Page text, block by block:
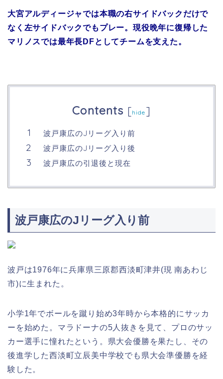
大宮アルディージャでは本職の右サイドバックだけで
なく左サイドバックでもプレー。現役晩年に復帰した
マリノスでは最年長DFとしてチームを支えた。
Contents [hide ]
波戸康広のJリーグ入り前
波戸康広のJリーグ入り後
波戸康広の引退後と現在
波戸康広のJリーグ入り前
波戸は1976年に兵庫県三原郡西淡町津井(現 南あわじ
市)に生まれた。
小学1年でボールを蹴り始め3年時から本格的にサッカ
ーを始めた。マラドーナの5人抜きを見て、プロのサッ
カー選手に憧れたという。県大会優勝を果たし、その
後進学した西淡町立辰美中学校でも県大会準優勝を経
験した。